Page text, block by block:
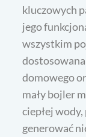
kluczowych
jego
wszystkim
domowego
mały bojler
ciepłej
generować